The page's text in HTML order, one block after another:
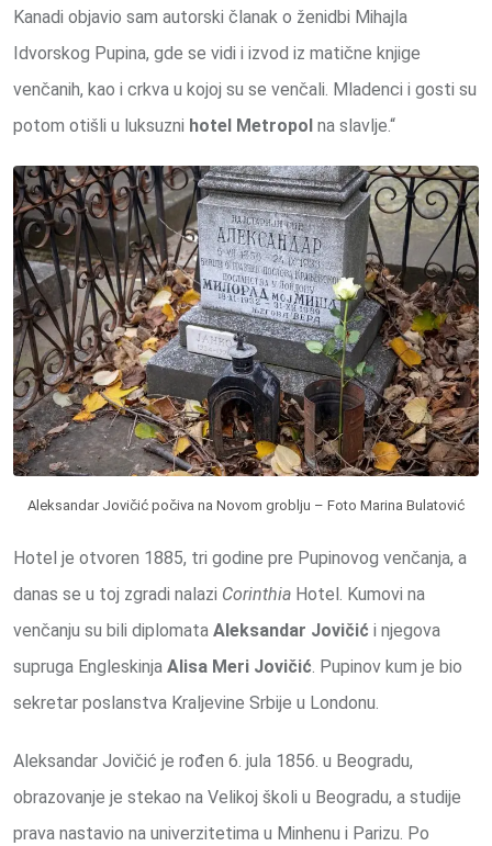
Kanadi objavio sam autorski članak o ženidbi Mihajla
Idvorskog Pupina, gde se vidi i izvod iz matične knjige
venčanih, kao i crkva u kojoj su se venčali. Mladenci i gosti su
potom otišli u luksuzni hotel Metropol na slavlje.“
Aleksandar Jovičić počiva na Novom groblju – Foto Marina Bulatović
Hotel je otvoren 1885, tri godine pre Pupinovog venčanja, a
danas se u toj zgradi nalazi Corinthia Hotel. Kumovi na
venčanju su bili diplomata Aleksandar Jovičić i njegova
supruga Engleskinja Alisa Meri Jovičić. Pupinov kum je bio
sekretar poslanstva Kraljevine Srbije u Londonu.
Aleksandar Jovičić je rođen 6. jula 1856. u Beogradu,
obrazovanje je stekao na Velikoj školi u Beogradu, a studije
prava nastavio na univerzitetima u Minhenu i Parizu. Po